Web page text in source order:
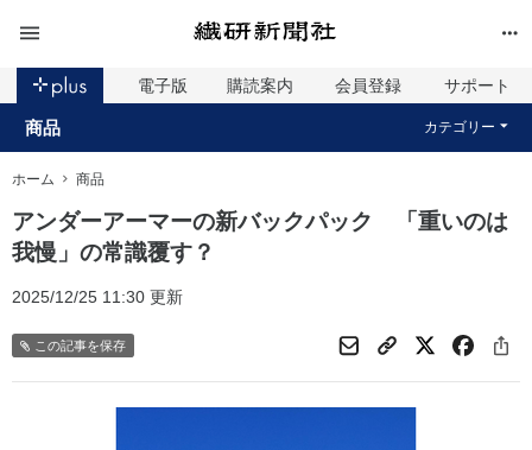
電子版 購読案内 会員登録 サポート
商品 カテゴリー
ホーム 商品
アンダーアーマーの新バックパック 「重いのは
我慢」の常識覆す？
2025/12/25 11:30 更新
この記事を保存